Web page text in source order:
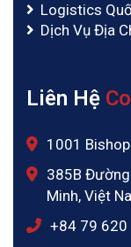
Logistics
Dịch Vụ Địa
Liên Hệ
1001
385B Đường
Minh, Việt
‪+84 79 620